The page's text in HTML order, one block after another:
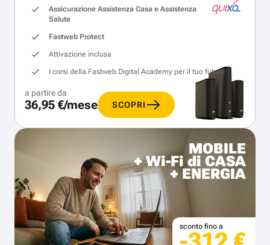
Assicurazione Assistenza Casa e Assistenza
Salute
Fastweb Protect
Attivazione inclusa
I corsi della Fastweb Digital Academy per il tuo futuro
a partire da
36,95 €/mese SCOPRI
MOBILE
+ Wi-Fi di CASA
+ ENERGIA
sconto fino a